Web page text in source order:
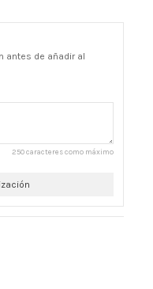
antes de añadir al
250 caracteres como máximo